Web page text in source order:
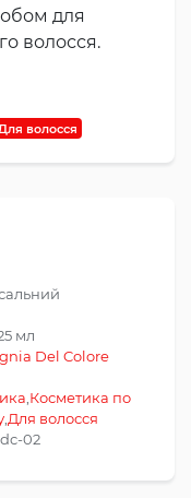
для
волосся.
волосся
мл
Del Colore
,Косметика по
,Для волосся
02